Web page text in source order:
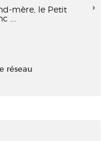
mère, le Petit
...
réseau